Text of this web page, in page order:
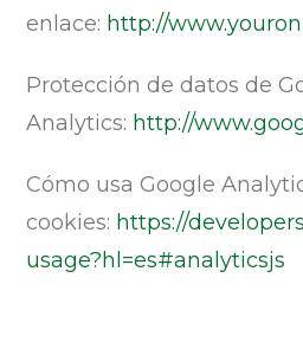
enlace: http://
Protección de datos de
Analytics: http://
Cómo usa Google
cookies: https://
usage?hl=es#analyticsjs